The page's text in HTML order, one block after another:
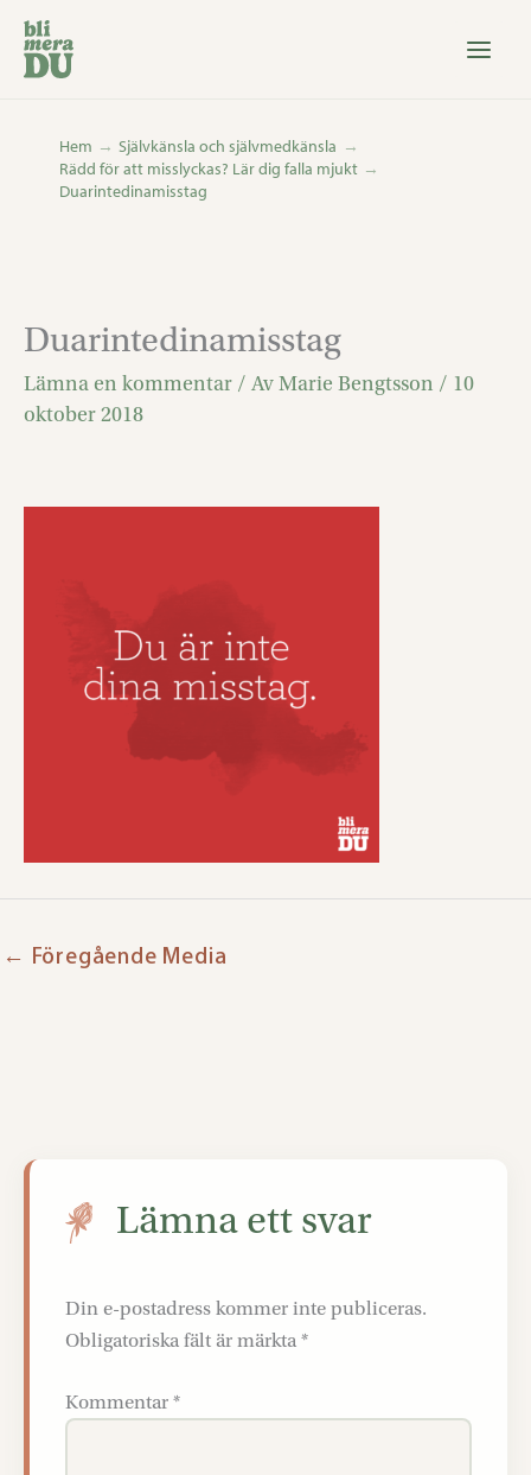
Hoppa
innehåll
Hem
Självkänsla och självmedkänsla
Rädd för att misslyckas? Lär dig falla mjukt
Duarintedinamisstag
Duarintedinamisstag
Lämna en kommentar / AvMarie Bengtsson / 10
oktober 2018
← Föregående Media
Lämna ett svar
Din e-postadress kommer inte publiceras.
Obligatoriska fält är märkta *
Kommentar *